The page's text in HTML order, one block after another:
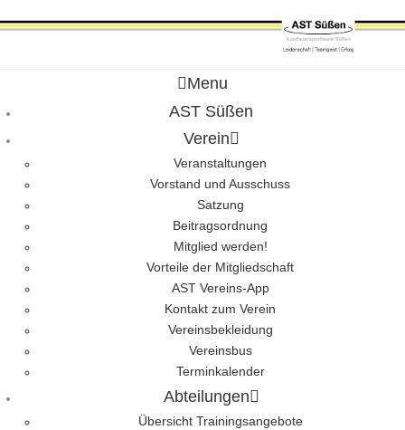
Menu
AST Süßen
Verein
Veranstaltungen
Vorstand und Ausschuss
Satzung
Beitragsordnung
Mitglied werden!
Vorteile der Mitgliedschaft
AST Vereins-App
Kontakt zum Verein
Vereinsbekleidung
Vereinsbus
Terminkalender
Abteilungen
Übersicht Trainingsangebote